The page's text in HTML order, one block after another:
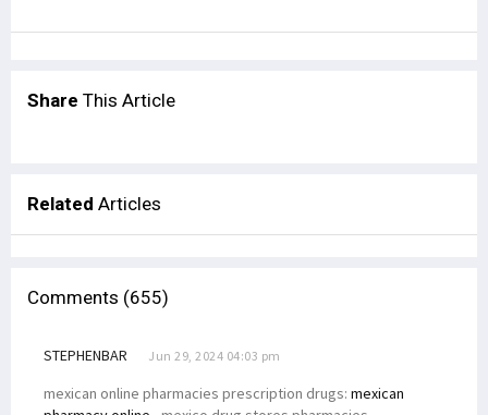
Share This Article
Related Articles
Comments (655)
STEPHENBAR Jun 29, 2024 04:03 pm
mexican online pharmacies prescription drugs: mexican